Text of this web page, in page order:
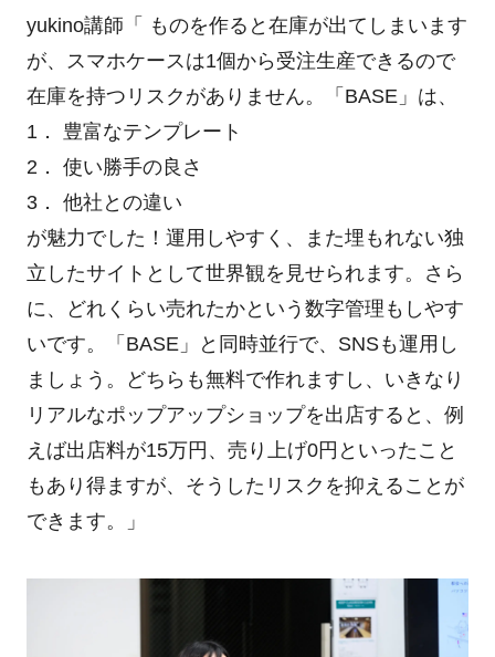
yukino講師「 ものを作ると在庫が出てしまいます
が、スマホケースは1個から受注生産できるので
在庫を持つリスクがありません。「BASE」は、
1． 豊富なテンプレート
2． 使い勝手の良さ
3． 他社との違い
が魅力でした！運用しやすく、また埋もれない独
立したサイトとして世界観を見せられます。さら
に、どれくらい売れたかという数字管理もしやす
いです。「BASE」と同時並行で、SNSも運用し
ましょう。どちらも無料で作れますし、いきなり
リアルなポップアップショップを出店すると、例
えば出店料が15万円、売り上げ0円といったこと
もあり得ますが、そうしたリスクを抑えることが
できます。」